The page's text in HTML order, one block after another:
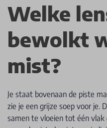
Welke
bewolkt
mist?
Je staat bovenaan de piste
zie je een grijze soep voor je.
samen te vloeien tot één